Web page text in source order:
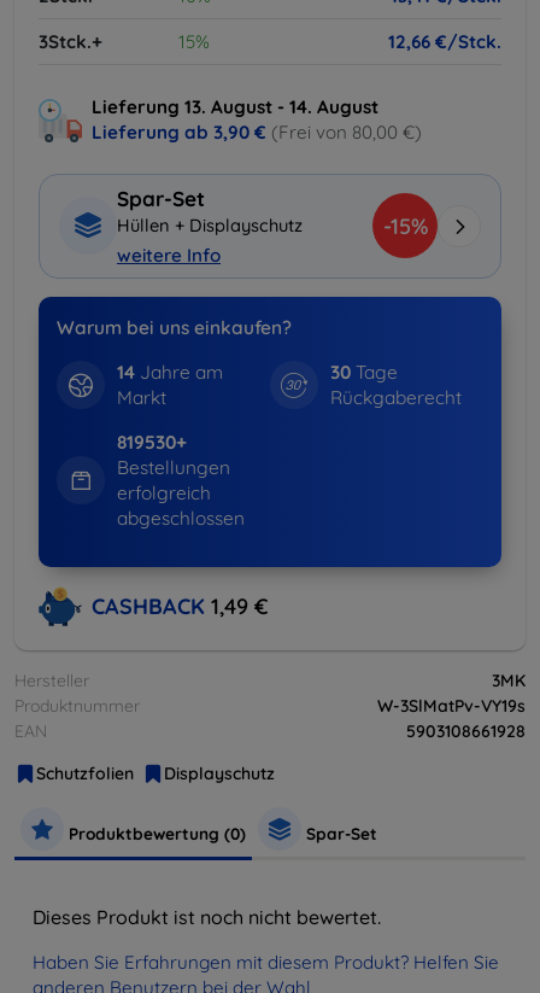
3Stck.+
15% 12,66 €/Stck.
Lieferung 13. August - 14. August
Lieferung ab 3,90 € (Frei von 80,00 €)
Spar-Set
Hüllen + Displayschutz
weitere Info
-15%
Warum bei uns einkaufen?
14Jahre am
Markt
30 Tage
Rückgaberecht
819530+
Bestellungen
erfolgreich
abgeschlossen
CASHBACK 1,49 €
Hersteller
3MK
Produktnummer
W-3SlMatPv-VY19s
EAN
5903108661928
Schutzfolien
Displayschutz
Produktbewertung (0) Spar-Set
Dieses Produkt ist noch nicht bewertet.
Haben Sie Erfahrungen mit diesem Produkt? Helfen Sie
anderen Benutzern bei der Wahl